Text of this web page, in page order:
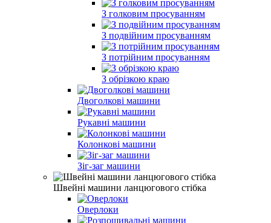
З голковим просуванням
З подвійним просуванням
З потрійним просуванням
З обрізкою краю
Двоголкові машини
Рукавні машини
Колонкові машини
Зіг-заг машини
Швейні машини ланцюгового стібка
Оверлоки